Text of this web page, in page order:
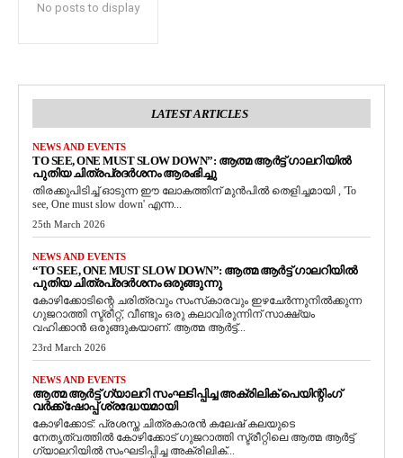
No posts to display
LATEST ARTICLES
NEWS AND EVENTS
TO SEE, ONE MUST SLOW DOWN”: ആത്മ ആർട്ട് ഗാലറിയിൽ
പുതിയ ചിത്രപ്രദർശനം ആരംഭിച്ചു
തിരക്കുപിടിച്ച് ഓടുന്ന ഈ ലോകത്തിന് മുൻപിൽ തെളിച്ചമായി , 'To
see, One must slow down' എന്ന...
25th March 2026
NEWS AND EVENTS
“TO SEE, ONE MUST SLOW DOWN”: ആത്മ ആർട്ട് ഗാലറിയിൽ
പുതിയ ചിത്രപ്രദർശനം ഒരുങ്ങുന്നു
കോഴിക്കോടിന്റെ ചരിത്രവും സംസ്‌കാരവും ഇഴചേർന്നുനിൽക്കുന്ന
ഗുജറാത്തി സ്ട്രീറ്റ്, വീണ്ടും ഒരു കലാവിരുന്നിന് സാക്ഷ്യം
വഹിക്കാൻ ഒരുങ്ങുകയാണ്. ആത്മ ആർട്ട്...
23rd March 2026
NEWS AND EVENTS
ആത്മ ആർട്ട് ഗ്യാലറി സംഘടിപ്പിച്ച അക്രിലിക് പെയിന്റിംഗ്
വർക്ക്‌ഷോപ്പ് ശ്രദ്ധേയമായി
കോഴിക്കോട്: പ്രശസ്ത ചിത്രകാരൻ കലേഷ് കലയുടെ
നേതൃത്വത്തിൽ കോഴിക്കോട് ഗുജറാത്തി സ്ട്രീറ്റിലെ ആത്മ ആർട്ട്
ഗ്യാലറിയിൽ സംഘടിപ്പിച്ച അക്രിലിക്...